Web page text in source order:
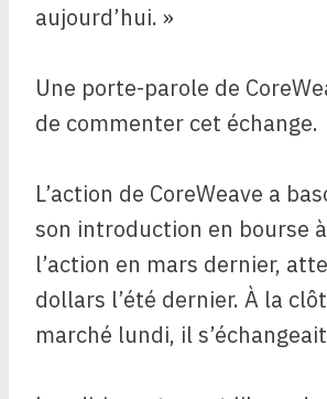
aujourd’hui. »
Une porte-parole de
de commenter cet échange.
L’action de CoreWeave a
son introduction en bourse
l’action en mars dernier,
dollars l’été dernier. À la
marché lundi, il